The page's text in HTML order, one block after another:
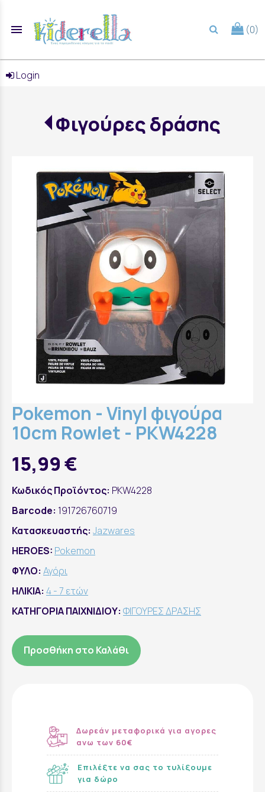
menu (0)
Login
Φιγούρες δράσης
Pokemon - Vinyl φιγούρα
10cm Rowlet - PKW4228
15,99 €
Κωδικός Προϊόντος: PKW4228
Barcode: 191726760719
Κατασκευαστής: Jazwares
HEROES: Pokemon
ΦΥΛΟ: Αγόρι
ΗΛΙΚΙΑ: 4 - 7 ετών
ΚΑΤΗΓΟΡΙΑ ΠΑΙΧΝΙΔΙΟΥ: ΦΙΓΟΥΡΕΣ ΔΡΑΣΗΣ
Προσθήκη στο Καλάθι
Δωρεάν μεταφορικά για αγορες
ανω των 60€
Επιλέξτε να σας το τυλίξουμε
για δώρο